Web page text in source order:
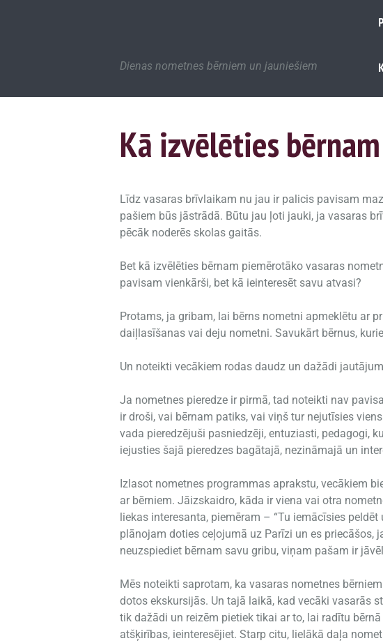
Dienas nometnes bērniem un jauniešiem
Kā izvēlēties
Līdz vasaras brīvlaikam nu jau ir palicis pavisam
pašiem būs jāstrādā. Būtu jau ļoti jauki, ja vasaras
pēcāk noderēs skolas gaitās.
Bet kā izvēlēties bērnam piemērotāko vasaras
pavisam vienkārši, bet kā ieinteresēt savu atvasi?
Protams, ja gribam, lai bērns nometni apmeklētu ar
daiļlasīšanas vai deju nometni. Savukārt bērnus,
Un noteikti vecākiem rodas daudz un dažādi
Ja nometnes pieredze ir pirmā, tad noteikti nav
ir droši, vai bērnam patiks, vai viņš tur nejutīsies
vada pieredzējuši pasniedzēji, entuziasti, pedagogi,
iejusties šajā pieredzes bagātajā, nezināmajā un
Izlasot nometnes programmas aprakstu, vecākiem
ar bērniem. Jāizskaidro, kāda ir viena vai otra
liekas interesanta, piemēram – “Tu iemācīsies
plānojam doties ceļojumā uz Parīzi un es priecāšos,
neuzspiediet bērnam savu gribu, viņam pašam ir
Mēs noteikti saprotam, ka vasaras nometnes
dotos ekskursijās. Un tajā laikā, kad vecāki vasarās
tik dažādi un reizēm pietiek tikai ar to, lai radītu
atšķirības, ieinteresējiet. Starp citu, lielākā daļa